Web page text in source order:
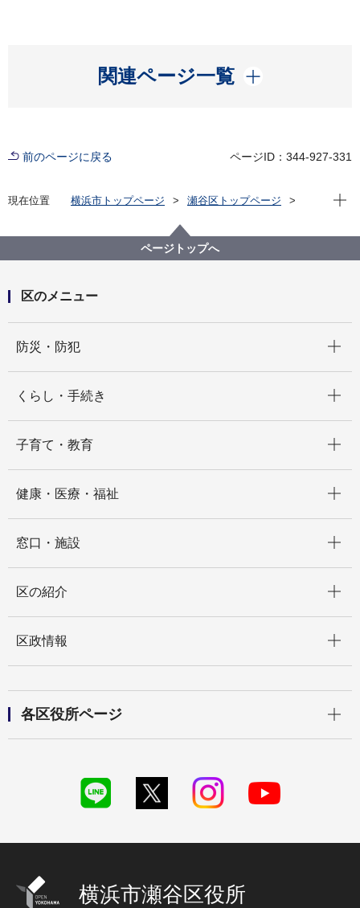
関連ページ一覧
開く
前のページに戻る ページID：344-927-331
現在位置 横浜市トップページ
瀬谷区トップページ
せやっこだより（イベント情報）
現在
ページトップへ
区のメニュー
防災・防犯
くらし・手続き
子育て・教育
健康・医療・福祉
窓口・施設
区の紹介
区政情報
各区役所ページ
横浜市瀬谷区役所